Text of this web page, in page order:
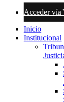
Acceder vía
Inicio
Institucional